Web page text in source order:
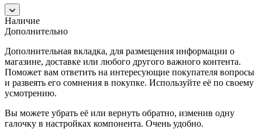
Наличие
Дополнительно
Дополнительная вкладка, для размещения информации о
магазине, доставке или любого другого важного контента.
Поможет вам ответить на интересующие покупателя вопросы
и развеять его сомнения в покупке. Используйте её по своему
усмотрению.
Вы можете убрать её или вернуть обратно, изменив одну
галочку в настройках компонента. Очень удобно.